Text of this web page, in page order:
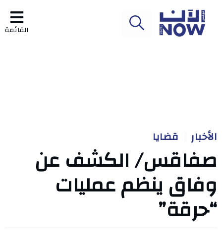
القائمة
الأخبار قضايا
صفاقس/ الكشف عن
وفاق ينظم عمليات
“حرقة”